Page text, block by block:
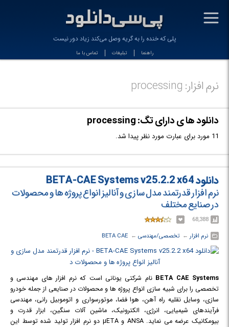
-
پلی که خنده را به گریه وصل می‌کند زیاد دور نیست
راهنما تبلیغات تماس با ما
نرم افزار: processing
دانلود ها ی دارای تگ: processing
11 مورد برای عبارت مورد نظر پیدا شد.
دانلود BETA-CAE Systems v25.2.2 x64
نرم افزار قدرتمند مدل سازی و آنالیز انواع پروژه ها و محصولات
در صنایع مختلف
68,388
نرم افزار ← ‏تخصصی/مهندسی ← ‏
BETA CAE
BETA CAE Systems نام شرکتی یونانی است که نرم افزار های مهندسی و
تخصصی را برای شبیه سازی انواع پروژه ها و محصولات در صنایعی از جمله خودرو
سازی، وسایل نقلیه راه آهن، هوا فضا، موتورسواری و اتوموبیل رانی، مهندسی
فرآیندهای شیمیایی، انرژی، الکترونیک، ماشین آلات سنگین، ابزار قدرت و
بیومکانیک عرضه می نماید. ANSA و µETA دو نرم افزار تولید شده توسط این